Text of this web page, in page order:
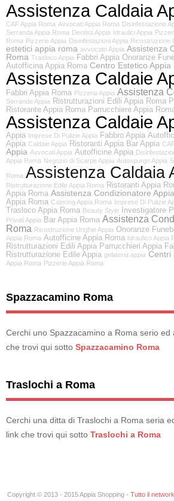
Assistenza Caldaia
CAF Appia Roma Avvocati Appia Roma Disinfestazione
Serranda Appia Roma Dentisti Appia Idraulici Appia
Roma Pizzerie Appia Disinfestazioni Appia Ricostruzione
estetici appia roma avvocato Appia Assistenza
Roma Trasloco Appia Fabbri Appia Onoranze
Autofficina Appia Roma Centro Estetico Appia
Assistenza Caldaie
Fabbri Appia Roma Pizzeria Appia Assistenza
Serrande Appia Ristrutturazioni Edili Appia Roma
Ristorante Appia Roma Parrucchiere Appia
Assistenza Caldaie
Appia Imprese Di Pulizie Appia Fabbro Appia
Appia Caldaie Appia Ristoranti Appia Bar Appia
Appia Avvocati Appia Autofficine Appia
Appia Roma Negozio di Scarpe Appia Autospurgo Appia
Roma Assistenza Caldaia
Ristrutturazione Edile Appia Roma Ristoranti Appia
Appia Roma Assistenza Condizionatore Appia
Appia Roma Catering Appia Roma Imprese Di Pulizie
Trasloco Appia Roma Beauty Style Investigatore
Privati Appia Bar Appia Roma Assistenza
Roma Ricostruzione Unghie Appia Onoranze
Appia Roma Autofficine Appia Roma Idraulico Appia
Ristrutturazioni Edili Appia Parrucchieri Appia
Ristrutturazione Edile Appia gelateria appia Centri
Appia Roma Pizzerie Appia Roma
Spazzacamino Roma
Cerchi uno Spazzacamino a Roma serio ed
che trovi qui sotto Spazzacamino Roma
Traslochi a Roma
Cerchi una ditta di Traslochi a Roma seria
link che trovi qui sotto Traslochi a Roma
Copyright © 2013 - 2015 Appia Shopping - Tutto il